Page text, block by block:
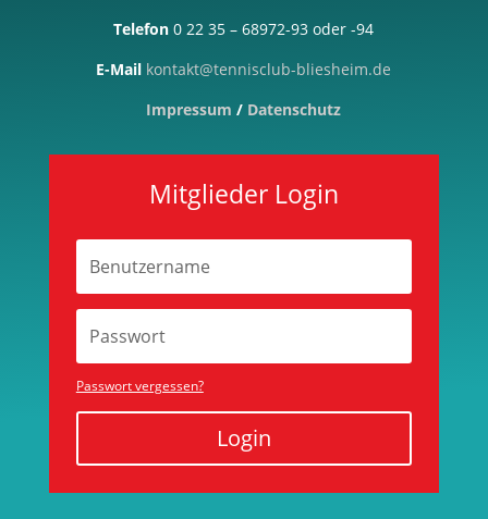
Telefon0 22 35 – 68972-93 oder -94
E-Mail kontakt@tennisclub-bliesheim.de
Impressum / Datenschutz
Mitglieder Login
Passwort vergessen?
Login